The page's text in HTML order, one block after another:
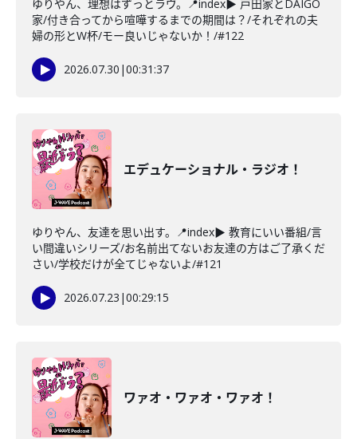
ゆりやん、理想はずっとラヴ。📍index▶ 戸田家とDAIGO
家/付き合ってから喧嘩するまでの期間は？/それぞれの夫
婦の形とW杯/モー良いじゃないか！/#122
2026.07.30 |00:31:37
エデュケーショナル・ラジオ！
ゆりやん、友達を思い出す。📍index▶ 教育にいい番組/言
い間違いシリーズ/お名前出てないお友達の方はご了承くだ
さい/学校だけが全てじゃないよ/#121
2026.07.23 |00:29:15
ワァオ・ワァオ・ワァオ！